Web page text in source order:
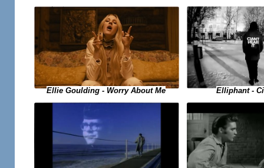
Ellie Goulding - Worry About Me Elliphant -